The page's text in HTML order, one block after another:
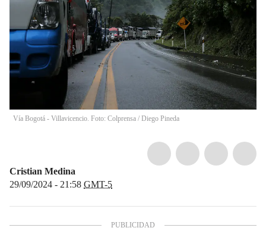
Vía Bogotá - Villavicencio. Foto: Colprensa / Diego Pineda
Cristian Medina
29/09/2024 - 21:58 GMT-5